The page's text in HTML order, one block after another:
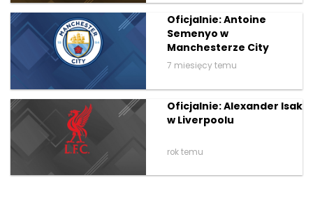
Oficjalnie: Antoine
Semenyo w
Manchesterze City
7 miesięcy temu
Oficjalnie: Alexander Isak
w Liverpoolu
rok temu